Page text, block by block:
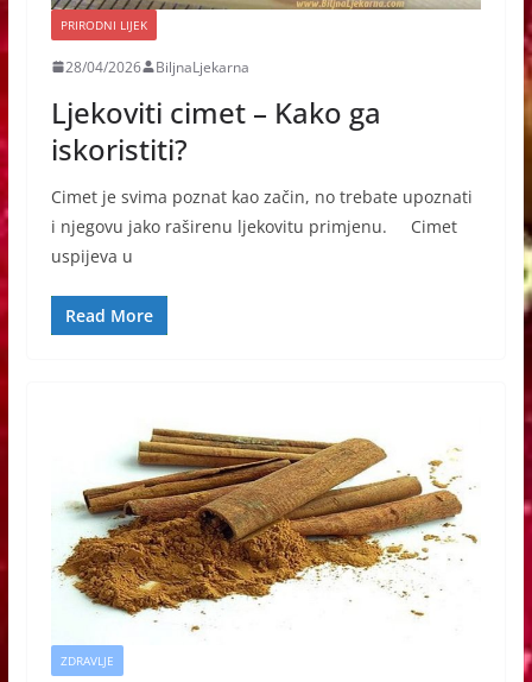
PRIRODNI LIJEK
28/04/2026 BiljnaLjekarna
Ljekoviti cimet – Kako ga
iskoristiti?
Cimet je svima poznat kao začin, no trebate upoznati
i njegovu jako raširenu ljekovitu primjenu. Cimet
uspijeva u
Read More
ZDRAVLJE